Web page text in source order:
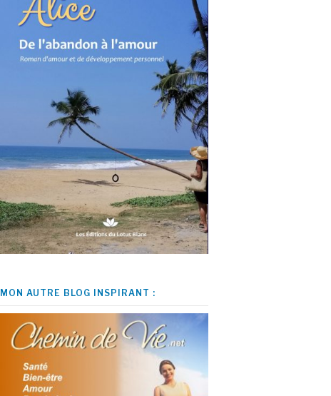
MON AUTRE BLOG INSPIRANT :